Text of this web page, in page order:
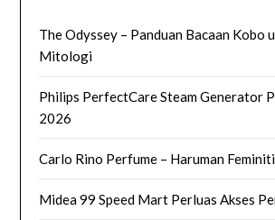
The Odyssey – Panduan Bacaan Kobo
Mitologi
Philips PerfectCare Steam Generator
2026
Carlo Rino Perfume – Haruman
Midea 99 Speed Mart Perluas Akses